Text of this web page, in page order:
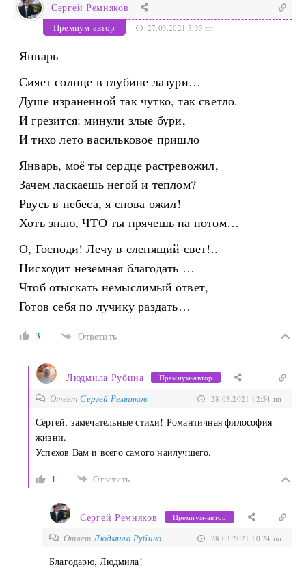
Сергей Ремняков
Премиум-автор 27.03.2021 5:35 пп
Январь
Сияет солнце в глубине лазури…
Душе израненной так чутко, так светло.
И грезится: минули злые бури,
И тихо лето васильковое пришло
Январь, моё ты сердце растревожил,
Зачем ласкаешь негой и теплом?
Рвусь в небеса, я снова ожил!
Хоть знаю, ЧТО ты прячешь на потом…
О, Господи! Лечу в слепящий свет!..
Нисходит неземная благодать …
Чтоб отыскать немыслимый ответ,
Готов себя по лучику раздать…
3 Ответить
Людмила Рубина Премиум-автор
ОтветСергей Ремняков 28.03.2021 12:54 пп
Сергей, замечательные стихи! Романтичная философия
жизни.
Успехов Вам и всего самого наилучшего.
1 Ответить
Сергей Ремняков Премиум-автор
ОтветЛюдмила Рубина 28.03.2021 10:24 пп
Благодарю, Людмила!